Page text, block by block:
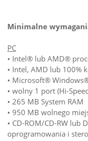
Minimalne
PC
• Intel® lub AMD®
• Intel, AMD lub 100%
• Microsoft®
• wolny 1 port (Hi-
• 265 MB System RAM
• 950 MB wolnego
• CD-ROM/CD-RW lub
oprogramowania i